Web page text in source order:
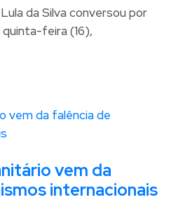
da Silva conversou por
feira (16),
vem da
internacionais